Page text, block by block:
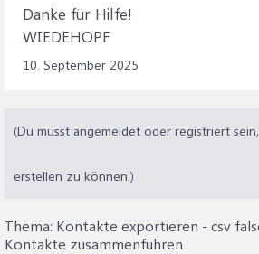
Danke für Hilfe!
WIEDEHOPF
10. September 2025
(Du musst angemeldet oder registriert
erstellen zu können.)
Thema: Kontakte exportieren - csv
Kontakte zusammenführen